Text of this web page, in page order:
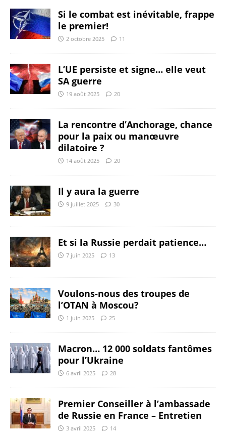
Si le combat est inévitable, frappe
le premier!
2 octobre 2025 11
L’UE persiste et signe… elle veut
SA guerre
19 août 2025 20
La rencontre d’Anchorage, chance
pour la paix ou manœuvre
dilatoire ?
14 août 2025 20
Il y aura la guerre
9 juillet 2025 30
Et si la Russie perdait patience…
7 juin 2025 13
Voulons-nous des troupes de
l’OTAN à Moscou?
1 juin 2025 25
Macron… 12 000 soldats fantômes
pour l’Ukraine
6 avril 2025 28
Premier Conseiller à l’ambassade
de Russie en France – Entretien
3 avril 2025 14